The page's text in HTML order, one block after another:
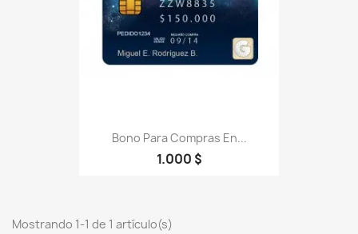
Bono Para Compras En...
1.000 $
Mostrando 1-1 de 1 artículo(s)